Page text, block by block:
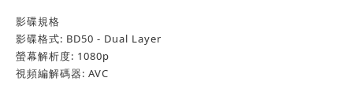
影碟規格
影碟格式: BD50 - Dual Layer
螢幕解析度: 1080p
視頻編解碼器: AVC